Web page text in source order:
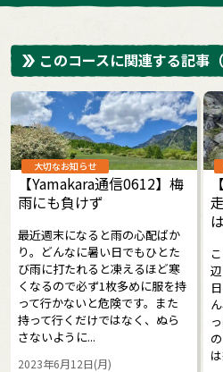
このコースに関連する記事
大切なお知らせ
【Yamakara通信0612】梅
雨にも負けず
最近週末になると雨の心配ばか
り。どんなに暑い日でもひとた
び雨に打たれると凍えるほど寒
くなるので必ず1枚多めに服を持
って行かないと危険です。また
持って行くだけではなく、ぬら
さないように...
2023年6月12日(月)